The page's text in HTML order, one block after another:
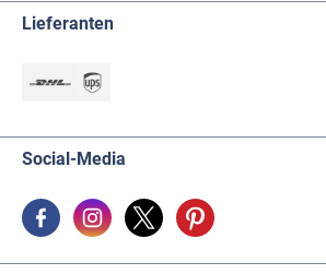
Lieferanten
Social-Media